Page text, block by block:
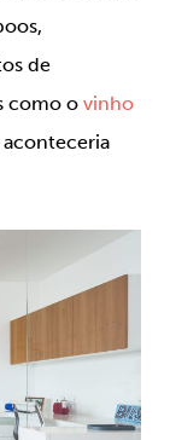
de
como o vinho
aconteceria